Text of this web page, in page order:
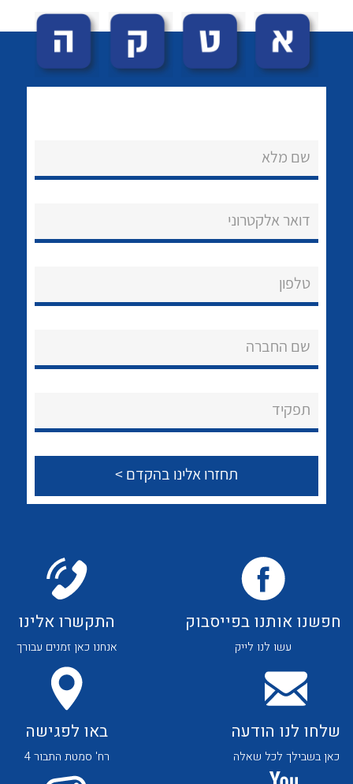
שירותי תמיכה
About Ateka Ltd.
לכל מוצרי היצרן לכל מוצרי היצרן
לכל מוצרי היצרן לכל מוצרי היצרן
לכל מוצרי היצרן
שם מלא
דואר אלקטרוני
טלפון
שם החברה
תפקיד
חפשנו אותנו בפייסבוק
עשו לנו לייק
התקשרו אלינו
אנחנו כאן זמנים עבורך
שלחו לנו הודעה
כאן בשבילך לכל שאלה
באו לפגישה
רח' סמטת התבור 4